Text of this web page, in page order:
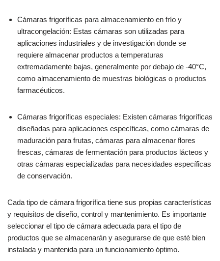
Cámaras frigoríficas para almacenamiento en frío y
ultracongelación: Estas cámaras son utilizadas para
aplicaciones industriales y de investigación donde se
requiere almacenar productos a temperaturas
extremadamente bajas, generalmente por debajo de -40°C,
como almacenamiento de muestras biológicas o productos
farmacéuticos.
Cámaras frigoríficas especiales: Existen cámaras frigoríficas
diseñadas para aplicaciones específicas, como cámaras de
maduración para frutas, cámaras para almacenar flores
frescas, cámaras de fermentación para productos lácteos y
otras cámaras especializadas para necesidades específicas
de conservación.
Cada tipo de cámara frigorífica tiene sus propias características
y requisitos de diseño, control y mantenimiento. Es importante
seleccionar el tipo de cámara adecuada para el tipo de
productos que se almacenarán y asegurarse de que esté bien
instalada y mantenida para un funcionamiento óptimo.